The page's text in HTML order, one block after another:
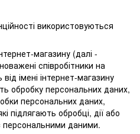
використовуються
магазину (далі -
співробітники на
імені інтернет-магазину
обробку персональних даних,
персональних даних,
підлягають обробці, дії або
персональними даними.